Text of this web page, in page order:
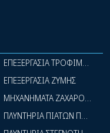
ΕΠΕΞΕΡΓΑΣΙΑ ΤΡΟΦΙΜΩΝ
ΕΠΕΞΕΡΓΑΣΙΑ ΖΥΜΗΣ
ΜΗΧΑΝΗΜΑΤΑ
ΠΛΥΝΤΗΡΙΑ ΠΙΑΤΩΝ